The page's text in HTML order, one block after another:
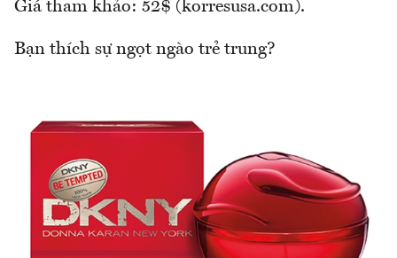
Giá tham khảo: 52$ (korresusa.com).
Bạn thích sự ngọt ngào trẻ trung?